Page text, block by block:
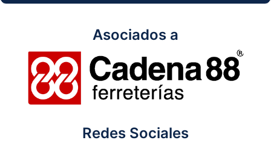
Asociados a
Redes Sociales